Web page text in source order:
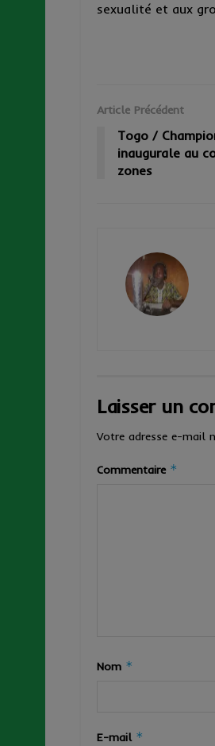
sexualité et aux
Article Précédent
Togo /
inaugurale au
zones
Laisser un
Votre adresse e-mail
Commentaire *
Nom *
E-mail *